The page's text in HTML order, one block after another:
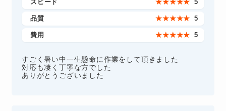
スピード ★★★★★ 5
品質 ★★★★★ 5
費用 ★★★★★ 5
すごく暑い中一生懸命に作業をして頂きました
対応も凄く丁寧な方でした
ありがとうございました